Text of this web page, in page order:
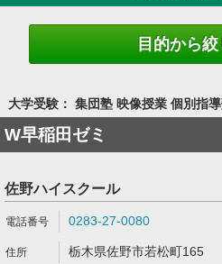
目的から
大学受験： 集団塾 映像授業 個別指
W早稲田ゼミ
佐野ハイスクール
0283-27-0080
栃木県佐野市若松町165